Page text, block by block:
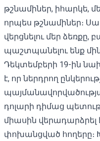
թշնամիներ, իհարկե,
որպես թշնամիներ։ Սա
վերցնելու մեր ձեռքը,
պաշտպանելու ենք
Դեկտեմբերի 19-ին
է, որ ներդրող
դոլարի դիմաց
միասին վերադարձրել
փոխանցված հողերը։